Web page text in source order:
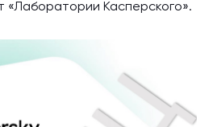
«Лаборатории Касперского».